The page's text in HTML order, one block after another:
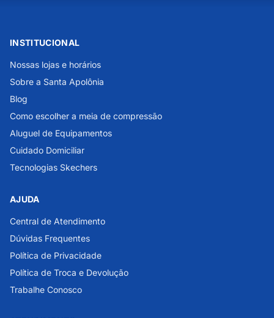
INSTITUCIONAL
Nossas lojas e horários
Sobre a Santa Apolônia
Blog
Como escolher a meia de compressão
Aluguel de Equipamentos
Cuidado Domiciliar
Tecnologias Skechers
AJUDA
Central de Atendimento
Dúvidas Frequentes
Política de Privacidade
Política de Troca e Devolução
Trabalhe Conosco